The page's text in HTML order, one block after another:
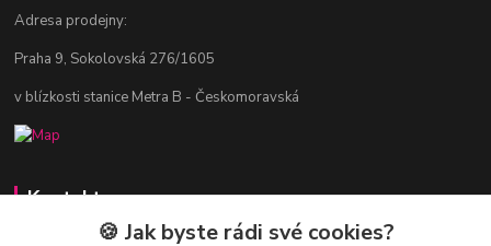
Adresa prodejny:
Praha 9, Sokolovská 276/1605
v blízkosti stanice Metra B - Českomoravská
Kontakty
🍪 Jak byste rádi své cookies?